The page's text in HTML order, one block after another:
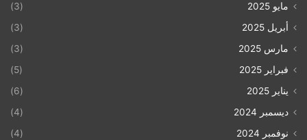
مايو 2025
(3)
أبريل 2025
(3)
مارس 2025
(3)
فبراير 2025
(5)
يناير 2025
(6)
ديسمبر 2024
(4)
نوفمبر 2024
(4)